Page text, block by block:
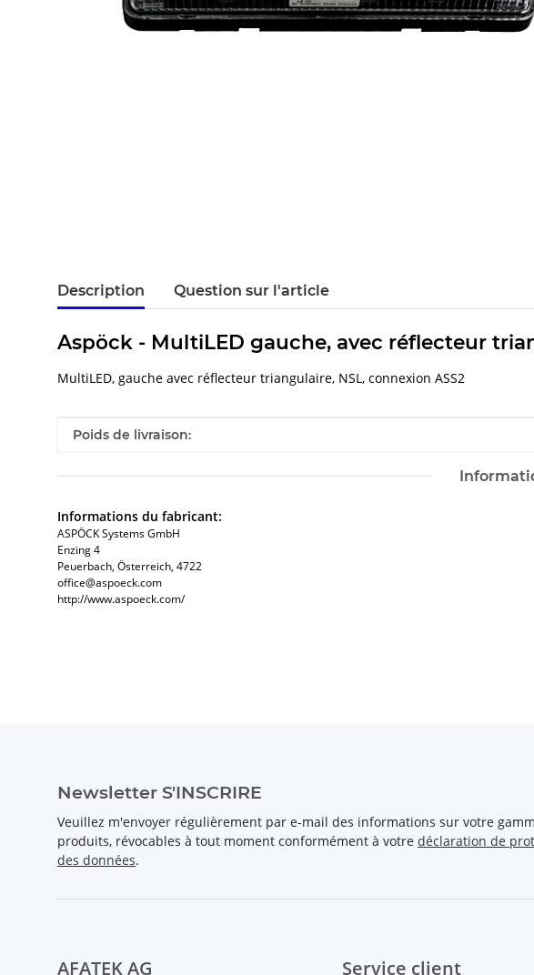
Description Question sur l'article
Aspöck - MultiLED gauche, avec réflecteur
MultiLED, gauche avec réflecteur triangulaire, NSL, connexion ASS2
#productDetails.itemInformation#
#productDetails.itemValue#
Poids de livraison:
Informations du fabricant:
ASPÖCK Systems GmbH
Enzing 4
Peuerbach, Österreich, 4722
office@aspoeck.com
http://www.aspoeck.com/
Newsletter S'INSCRIRE
Veuillez m'envoyer régulièrement par e-mail des informations sur votre
produits, révocables à tout moment conformément à votre déclaration de
des données.
AFATEK AG Service client